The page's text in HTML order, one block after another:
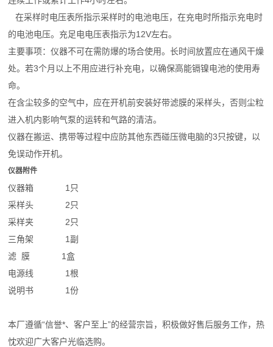
在采样时电压表所指示采样时的电池电压，在充电时所指示充电时
的电池电压。充足电电压表指示为12V左右。
主要事项：仪器不可在需防爆的场合使用。长时间放置应在通风干燥
处。若3个月以上不用应进行补充电，以确保高能镉镍电池的使用寿
命。
在含尘较多的空气中，应在开机前安装好带滤膜的采样头，否则尘粒
进入机内影响气泵的运转和气路的清洁。
仪器在搬运、携带等过程中应防其他东西碰压微电脑的3只按键，以
免误动作开机。
仪器附件
仪器箱 1只
采样头 2只
采样夹 2只
三角架 1副
滤 膜 1盒
电源线 1根
说明书 1份
本厂遵循“信誉*、客户至上”的经营宗旨，积极做好售后服务工作，热
忱欢迎广大客户光临选购。